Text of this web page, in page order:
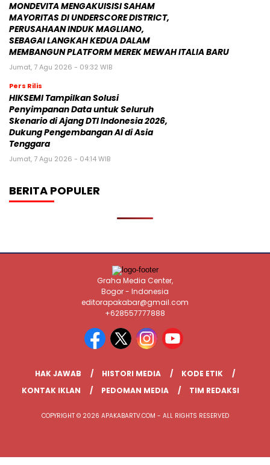
MONDEVITA MENGAKUISISI SAHAM
MAYORITAS DI UNDERSCORE DISTRICT,
PERUSAHAAN INDUK MAGLIANO,
SEBAGAI LANGKAH KEDUA DALAM
MEMBANGUN PLATFORM MEREK MEWAH ITALIA BARU
Jumat, 7 Agu 2026 - 09:32 WIB
Pers Rilis
HIKSEMI Tampilkan Solusi
Penyimpanan Data untuk Seluruh
Skenario di Ajang DTI Indonesia 2026,
Dukung Pengembangan AI di Asia
Tenggara
Jumat, 7 Agu 2026 - 04:14 WIB
BERITA POPULER
Graha Media Center,
Bogor - Indonesia
editorapakabar@gmail.com
+628557777888
HAK JAWAB HISTORI MEDIA
KODE ETIK
KONTAK IKLAN
PEDOMAN MEDIA TIM REDAKSI
COPYRIGHT © 2026 APAKABARTV.COM - ALL RIGHTS RESERVED